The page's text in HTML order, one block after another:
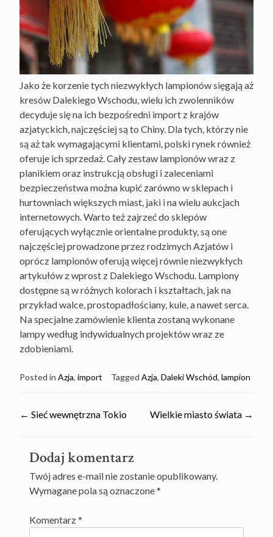
Jako że korzenie tych niezwykłych lampionów sięgają aż
kresów Dalekiego Wschodu, wielu ich zwolenników
decyduje się na ich bezpośredni import z krajów
azjatyckich, najczęściej są to Chiny. Dla tych, którzy nie
są aż tak wymagającymi klientami, polski rynek również
oferuje ich sprzedaż. Cały zestaw lampionów wraz z
planikiem oraz instrukcją obsługi i zaleceniami
bezpieczeństwa można kupić zarówno w sklepach i
hurtowniach większych miast, jaki i na wielu aukcjach
internetowych. Warto też zajrzeć do sklepów
oferujących wyłącznie orientalne produkty, są one
najczęściej prowadzone przez rodzimych Azjatów i
oprócz lampionów oferują więcej równie niezwykłych
artykułów z wprost z Dalekiego Wschodu. Lampiony
dostępne są w różnych kolorach i kształtach, jak na
przykład walce, prostopadłościany, kule, a nawet serca.
Na specjalne zamówienie klienta zostaną wykonane
lampy według indywidualnych projektów wraz ze
zdobieniami.
Posted in Azja, import Tagged Azja, Daleki Wschód, lampion
Post
navigation
← Sieć wewnętrzna Tokio Wielkie miasto świata →
Dodaj komentarz
Twój adres e-mail nie zostanie opublikowany.
Wymagane pola są oznaczone*
Komentarz*